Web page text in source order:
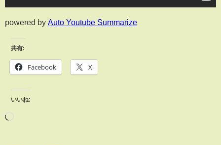
powered by Auto Youtube Summarize
共有:
Facebook X
いいね: